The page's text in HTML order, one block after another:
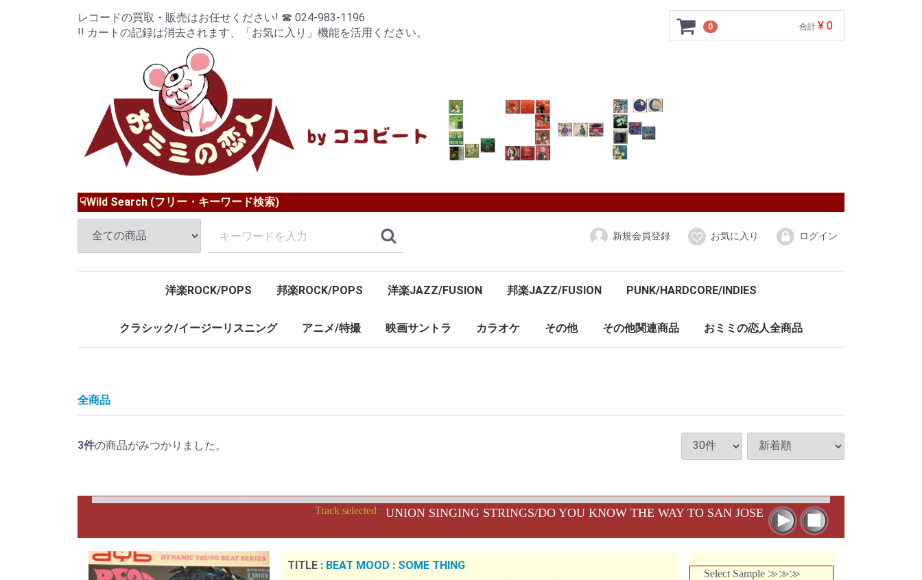
レコードの買取・販売はお任せください! ☎ 024-983-1196
!! カートの記録は消去されます、「お気に入り」機能を活用ください。
0 合計 ¥ 0
☟Wild Search (フリー・キーワード検索)
新規会員登録 お気に入り ログイン
洋楽ROCK/POPS
LP/12inch/10inch
7inch
邦楽ROCK/POPS
LP/12inch/10inch
7inch
洋楽JAZZ/FUSION
LP/12inch/10inch
7inch
邦楽JAZZ/FUSION
LP/12inch/10inch
7inch
PUNK/HARDCORE/INDIES
LP/12inch/10inch
7inch
クラシック/イージーリスニング アニメ/特撮 映画サントラ カラオケ その他 その他関連商品 おミミの恋人全商品
全商品
3件の商品がみつかりました。
Track selected : UNION SINGING STRINGS/DO YOU KNOW THE WAY TO SAN JOSE
TITLE : BEAT MOOD : SOME THING
Select Sample ≫≫≫